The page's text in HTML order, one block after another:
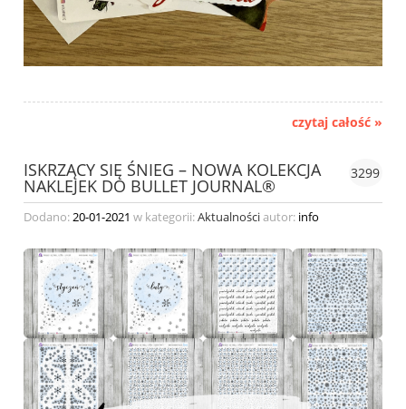
czytaj całość »
ISKRZĄCY SIĘ ŚNIEG – NOWA KOLEKCJA
NAKLEJEK DO BULLET JOURNAL®
3299
Dodano:20-01-2021 w kategorii:Aktualnościautor: info